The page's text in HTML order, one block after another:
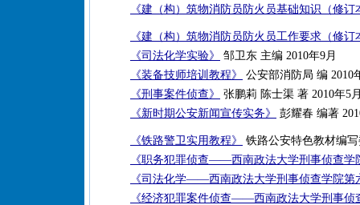
《建（构）筑物消防员防火员基础知识（修订
《建（构）筑物消防员防火员工作要求（修订
《司法化学实验》
邹卫东 主编 2010年9月
《装备技师培训教程》
公安部消防局 编 2010
《刑事案件侦查》
张鹏莉 陈士渠 著 2010年5
《新时期公安新闻宣传实务》
彭耀春 编著
《铁路警卫实用教程》
铁路公安特色教材编
《职务犯罪侦查——西南政法大学刑事侦查学
《司法化学——西南政法大学刑事侦查学院第
《经济犯罪案件侦查——西南政法大学刑事侦